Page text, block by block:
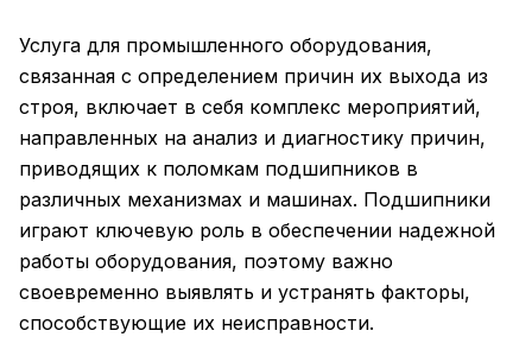
Услуга для промышленного оборудования,
связанная с определением причин их выхода из
строя, включает в себя комплекс мероприятий,
направленных на анализ и диагностику причин,
приводящих к поломкам подшипников в
различных механизмах и машинах. Подшипники
играют ключевую роль в обеспечении надежной
работы оборудования, поэтому важно
своевременно выявлять и устранять факторы,
способствующие их неисправности.